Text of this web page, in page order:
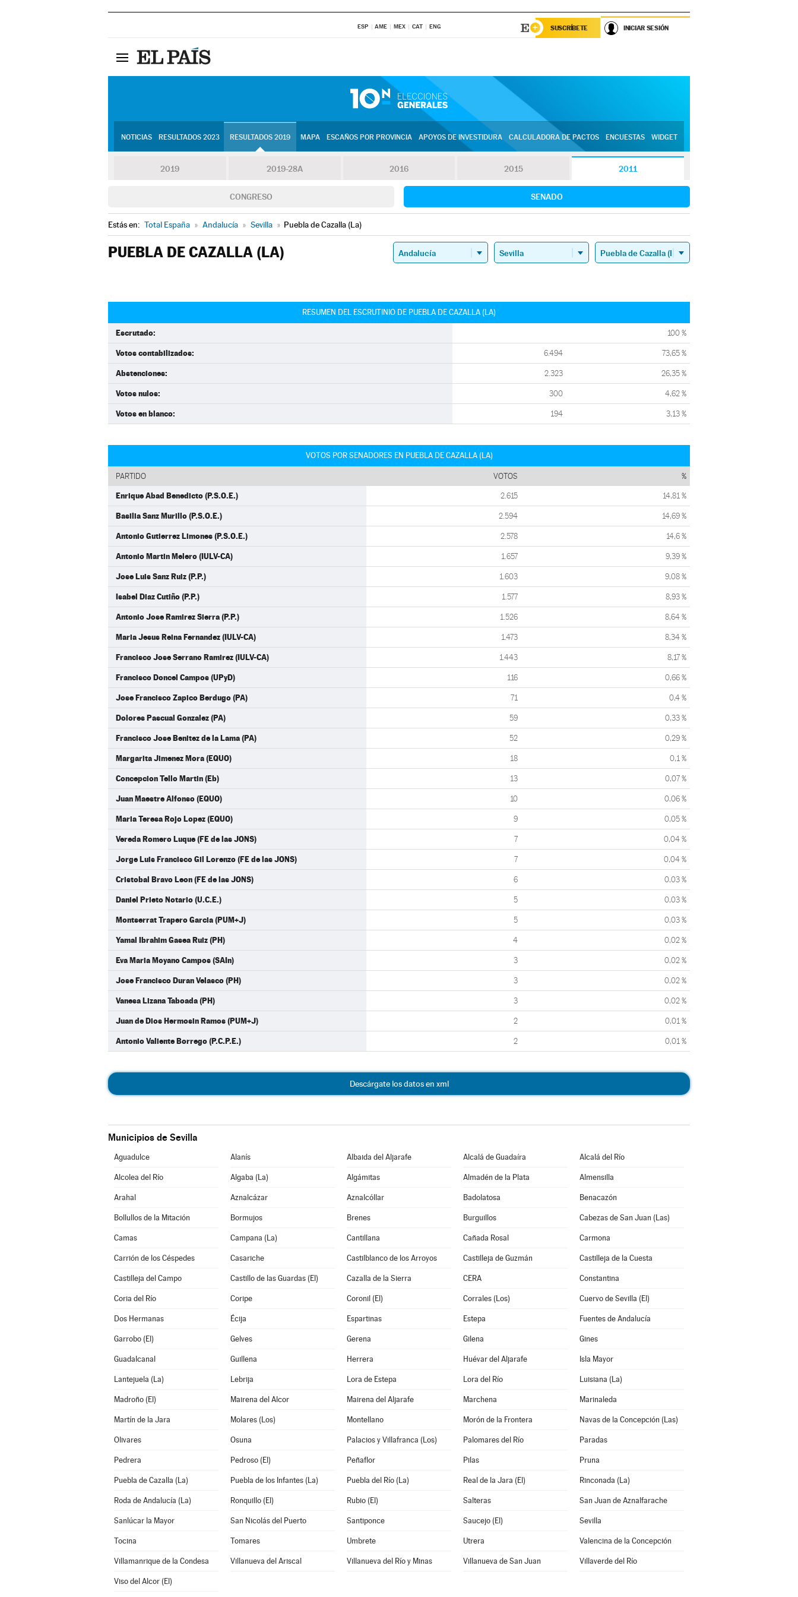
ESP AME MEX CAT ENG SUSCRÍBETE INICIAR SESIÓN
NOTICIAS RESULTADOS 2023 RESULTADOS 2019 MAPA ESCAÑOS POR PROVINCIA APOYOS DE INVESTIDURA CALCULADORA DE PACTOS ENCUESTAS WIDGET
2019 2019-28A 2016 2015 2011
CONGRESO SENADO
Estás en: Total España » Andalucía » Sevilla » Puebla de Cazalla (La)
PUEBLA DE CAZALLA (LA)
RESUMEN DEL ESCRUTINIO DE PUEBLA DE CAZALLA (LA)
Escrutado: 100 %
Votos contabilizados: 6.494 73,65 %
Abstenciones: 2.323 26,35 %
Votos nulos: 300 4,62 %
Votos en blanco: 194 3,13 %
VOTOS POR SENADORES EN PUEBLA DE CAZALLA (LA)
PARTIDO VOTOS %
Enrique Abad Benedicto (P.S.O.E.) 2.615 14,81 %
Basilia Sanz Murillo (P.S.O.E.) 2.594 14,69 %
Antonio Gutierrez Limones (P.S.O.E.) 2.578 14,6 %
Antonio Martin Melero (IULV-CA) 1.657 9,39 %
Jose Luis Sanz Ruiz (P.P.) 1.603 9,08 %
Isabel Diaz Cutiño (P.P.) 1.577 8,93 %
Antonio Jose Ramirez Sierra (P.P.) 1.526 8,64 %
Maria Jesus Reina Fernandez (IULV-CA) 1.473 8,34 %
Francisco Jose Serrano Ramirez (IULV-CA) 1.443 8,17 %
Francisco Doncel Campos (UPyD) 116 0,66 %
Jose Francisco Zapico Berdugo (PA) 71 0,4 %
Dolores Pascual Gonzalez (PA) 59 0,33 %
Francisco Jose Benitez de la Lama (PA) 52 0,29 %
Margarita Jimenez Mora (EQUO) 18 0,1 %
Concepcion Tello Martin (Eb) 13 0,07 %
Juan Maestre Alfonso (EQUO) 10 0,06 %
Maria Teresa Rojo Lopez (EQUO) 9 0,05 %
Vereda Romero Luque (FE de las JONS) 7 0,04 %
Jorge Luis Francisco Gil Lorenzo (FE de las JONS) 7 0,04 %
Cristobal Bravo Leon (FE de las JONS) 6 0,03 %
Daniel Prieto Notario (U.C.E.) 5 0,03 %
Montserrat Trapero Garcia (PUM+J) 5 0,03 %
Yamal Ibrahim Gasea Ruiz (PH) 4 0,02 %
Eva Maria Moyano Campos (SAIn) 3 0,02 %
Jose Francisco Duran Velasco (PH) 3 0,02 %
Vanesa Lizana Taboada (PH) 3 0,02 %
Juan de Dios Hermosin Ramos (PUM+J) 2 0,01 %
Antonio Valiente Borrego (P.C.P.E.) 2 0,01 %
Descárgate los datos en xml
Municipios de Sevilla
Aguadulce Alanís Albaida del Aljarafe Alcalá de Guadaíra Alcalá del Río
Alcolea del Río Algaba (La) Algámitas Almadén de la Plata Almensilla
Arahal Aznalcázar Aznalcóllar Badolatosa Benacazón
Bollullos de la Mitación Bormujos Brenes Burguillos Cabezas de San Juan (Las)
Camas Campana (La) Cantillana Cañada Rosal Carmona
Carrión de los Céspedes Casariche Castilblanco de los Arroyos Castilleja de Guzmán Castilleja de la Cuesta
Castilleja del Campo Castillo de las Guardas (El) Cazalla de la Sierra CERA Constantina
Coria del Río Coripe Coronil (El) Corrales (Los) Cuervo de Sevilla (El)
Dos Hermanas Écija Espartinas Estepa Fuentes de Andalucía
Garrobo (El) Gelves Gerena Gilena Gines
Guadalcanal Guillena Herrera Huévar del Aljarafe Isla Mayor
Lantejuela (La) Lebrija Lora de Estepa Lora del Río Luisiana (La)
Madroño (El) Mairena del Alcor Mairena del Aljarafe Marchena Marinaleda
Martín de la Jara Molares (Los) Montellano Morón de la Frontera Navas de la Concepción (Las)
Olivares Osuna Palacios y Villafranca (Los) Palomares del Río Paradas
Pedrera Pedroso (El) Peñaflor Pilas Pruna
Puebla de Cazalla (La) Puebla de los Infantes (La) Puebla del Río (La) Real de la Jara (El) Rinconada (La)
Roda de Andalucía (La) Ronquillo (El) Rubio (El) Salteras San Juan de Aznalfarache
Sanlúcar la Mayor San Nicolás del Puerto Santiponce Saucejo (El) Sevilla
Tocina Tomares Umbrete Utrera Valencina de la Concepción
Villamanrique de la Condesa Villanueva del Ariscal Villanueva del Río y Minas Villanueva de San Juan Villaverde del Río
Viso del Alcor (El)